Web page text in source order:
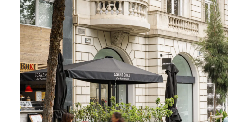
NOUS
PRODUITS
PROJETS
DESIGNERS
STORIES
CONTACT
TÉLÉCHARGEMENTS
IG
IN
FB